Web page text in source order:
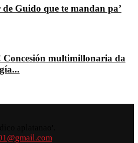
Guido que te mandan pa’
Concesión multimillonaria da